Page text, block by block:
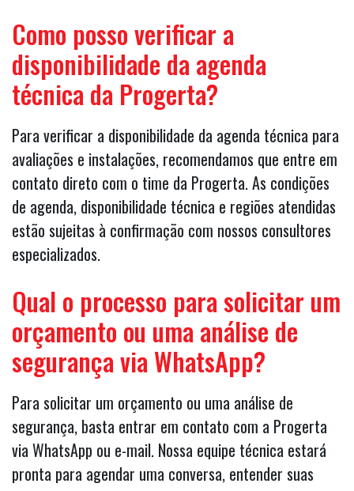
Como posso verificar a
disponibilidade da agenda
técnica da Progerta?
Para verificar a disponibilidade da agenda técnica para
avaliações e instalações, recomendamos que entre em
contato direto com o time da Progerta. As condições
de agenda, disponibilidade técnica e regiões atendidas
estão sujeitas à confirmação com nossos consultores
especializados.
Qual o processo para solicitar um
orçamento ou uma análise de
segurança via WhatsApp?
Para solicitar um orçamento ou uma análise de
segurança, basta entrar em contato com a Progerta
via WhatsApp ou e-mail. Nossa equipe técnica estará
pronta para agendar uma conversa, entender suas